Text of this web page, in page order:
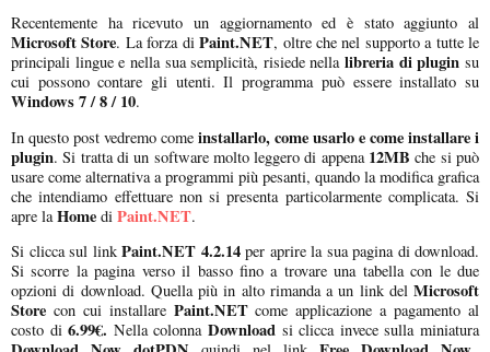
Recentemente ha ricevuto un aggiornamento ed è stato aggiunto al
Microsoft Store. La forza diPaint.NET, oltre che nel supporto a tutte le
principali lingue e nella sua semplicità, risiede nellalibreria di plugin su
cui possono contare gli utenti. Il programma può essere installato su
Windows 7 / 8 / 10.
In questo post vedremo come installarlo, come usarlo e come installare i
plugin. Si tratta di un software molto leggero di appena 12MB che si può
usare come alternativa a programmi più pesanti, quando la modifica grafica
che intendiamo effettuare non si presenta particolarmente complicata. Si
apre la Home di Paint.NET.
Si clicca sul link Paint.NET 4.2.14per aprire la sua pagina di download.
Si scorre la pagina verso il basso fino a trovare una tabella con le due
opzioni di download. Quella più in alto rimanda a un link del Microsoft
Store con cui installare Paint.NETcome applicazione a pagamento al
costo di6.99€. Nella colonnaDownload si clicca invece sulla miniatura